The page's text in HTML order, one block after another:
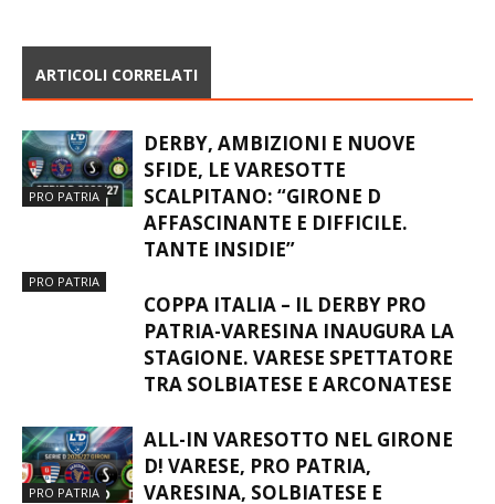
ARTICOLI CORRELATI
PRO PATRIA
DERBY, AMBIZIONI E NUOVE
SFIDE, LE VARESOTTE
SCALPITANO: “GIRONE D
AFFASCINANTE E DIFFICILE.
TANTE INSIDIE”
PRO PATRIA
COPPA ITALIA – IL DERBY PRO
PATRIA-VARESINA INAUGURA LA
STAGIONE. VARESE SPETTATORE
TRA SOLBIATESE E ARCONATESE
PRO PATRIA
ALL-IN VARESOTTO NEL GIRONE
D! VARESE, PRO PATRIA,
VARESINA, SOLBIATESE E